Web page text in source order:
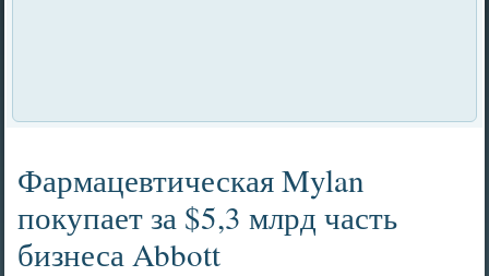
Фармацевтическая Mylan
покупает за $5,3 млрд часть
бизнеса Abbott